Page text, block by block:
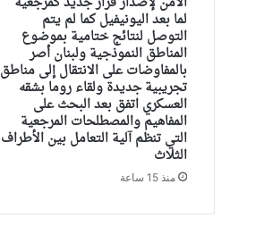
لما بعد اليونيفيل كما لم يتم
التوصل لنتائج ختامية بموضوع
المناطق النموذجية ولبنان أصر
بالمفاوضات على الانتقال إلى مناطق
تجريبية جديدة ولقاء روما بشقه
العسكري اتفق بعد البحث على
المفاهيم والمصطلحات المرجعية
التي تنظم آلية التعامل بين الأطراف
الثلاث
منذ 15 ساعة